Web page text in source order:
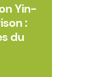
Yin-
:
du